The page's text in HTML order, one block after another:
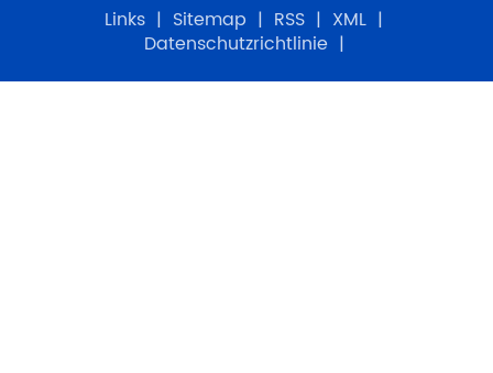
Links | Sitemap | RSS | XML |
Datenschutzrichtlinie |